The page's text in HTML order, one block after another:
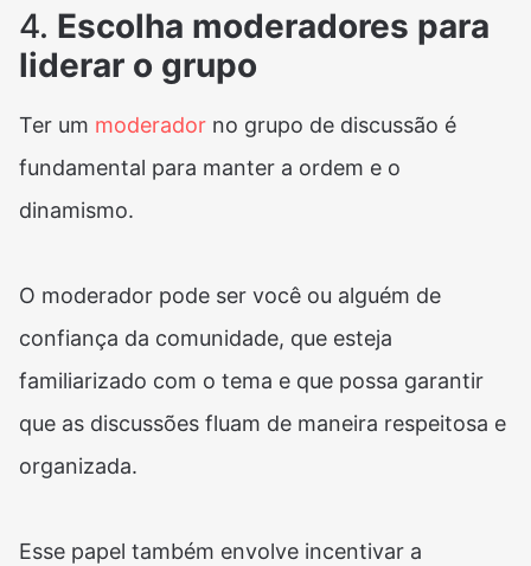
4. Escolha moderadores para
liderar o grupo
Ter um moderador no grupo de discussão é
fundamental para manter a ordem e o
dinamismo.
O moderador pode ser você ou alguém de
confiança da comunidade, que esteja
familiarizado com o tema e que possa garantir
que as discussões fluam de maneira respeitosa e
organizada.
Esse papel também envolve incentivar a